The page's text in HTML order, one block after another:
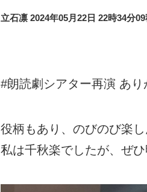
立石凛 2024年05月22日 22時34分
#朗読劇シアター再演 あ
役柄もあり、のびのび楽し
私は千秋楽でしたが、ぜ